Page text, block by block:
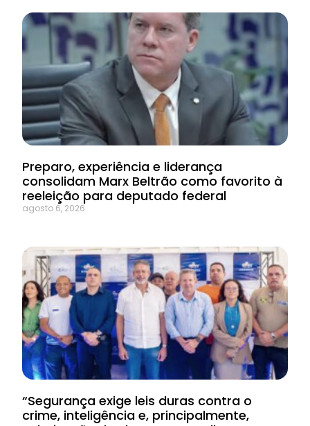
Preparo, experiência e liderança
consolidam Marx Beltrão como favorito à
reeleição para deputado federal
agosto 6, 2026
“Segurança exige leis duras contra o
crime, inteligência e, principalmente,